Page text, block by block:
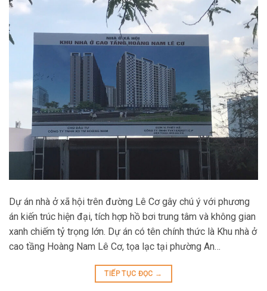
Dự án nhà ở xã hội trên đường Lê Cơ gây chú ý với phương
án kiến trúc hiện đại, tích hợp hồ bơi trung tâm và không gian
xanh chiếm tỷ trọng lớn. Dự án có tên chính thức là Khu nhà ở
cao tầng Hoàng Nam Lê Cơ, tọa lạc tại phường An…
TIẾP TỤC ĐỌC →